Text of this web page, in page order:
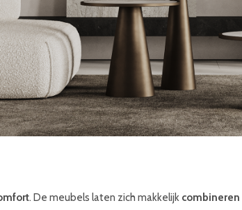
. De meubels laten zich makkelijk combineren